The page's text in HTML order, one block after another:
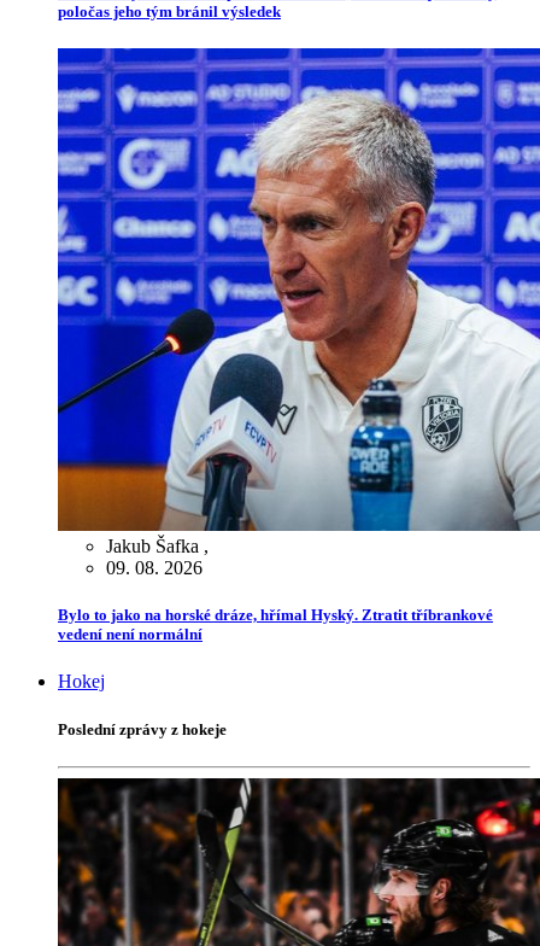
poločas jeho tým bránil výsledek
Jakub Šafka ,
09. 08. 2026
Bylo to jako na horské dráze, hřímal Hyský. Ztratit tříbrankové
vedení není normální
Hokej
Poslední zprávy z hokeje